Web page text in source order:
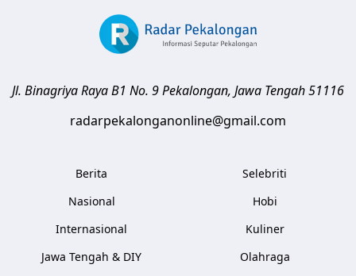
Jl. Binagriya Raya B1 No. 9Pekalongan, Jawa Tengah51116
radarpekalonganonline@gmail.com
Berita
Nasional
Internasional
Jawa Tengah & DIY
Selebriti
Hobi
Kuliner
Olahraga